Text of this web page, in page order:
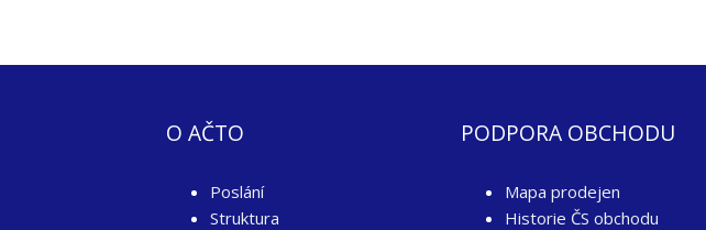
O AČTO
Poslání
Struktura
PODPORA OBCHODU
Mapa prodejen
Historie ČS obchodu